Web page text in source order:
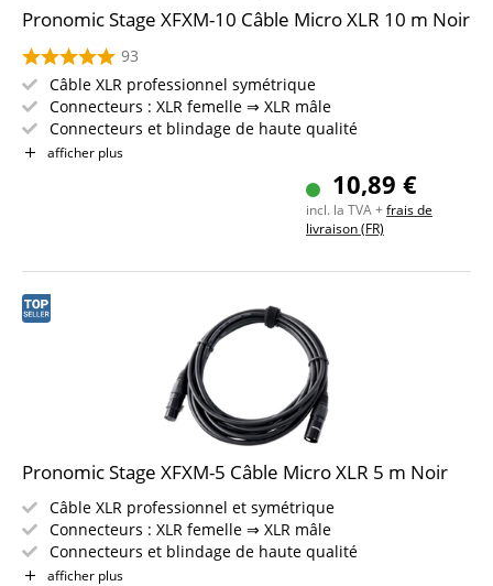
Pronomic Stage XFXM-10 Câble Micro XLR 10 m Noir
93
Câble XLR professionnel symétrique
Connecteurs : XLR femelle ⇒ XLR mâle
Connecteurs et blindage de haute qualité
Longueur : 10m
afficher plus
10,89 €
incl. la TVA +frais de
livraison (FR)
Pronomic Stage XFXM-5 Câble Micro XLR 5 m Noir
Câble XLR professionnel et symétrique
Connecteurs : XLR femelle ⇒ XLR mâle
Connecteurs et blindage de haute qualité
Longueur : 5m
afficher plus